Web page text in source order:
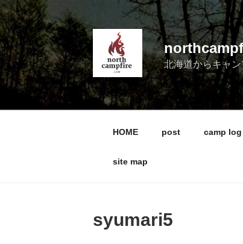
コ
ン
テ
ン
ツ
へ
キ
北海道からキャ
HOME post camp log
site map
syumari5